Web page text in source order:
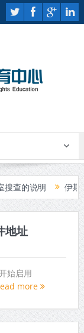
说明 伊斯兰国
地址
始启用
more